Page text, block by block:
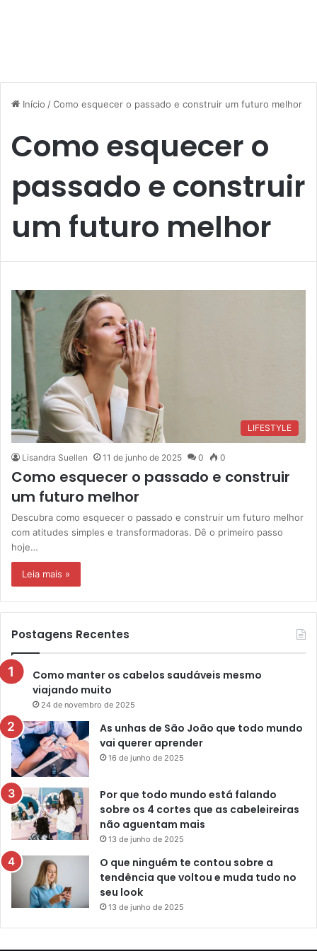
Início /Como esquecer o passado e construir um futuro melhor
Como esquecer o
passado e construir
um futuro melhor
LIFESTYLE
Lisandra Suellen 11 de junho de 2025 0 0
Como esquecer o passado e construir
um futuro melhor
Descubra como esquecer o passado e construir um futuro melhor
com atitudes simples e transformadoras. Dê o primeiro passo
hoje…
Leia mais »
Postagens Recentes
Como manter os cabelos saudáveis mesmo
viajando muito
24 de novembro de 2025
As unhas de São João que todo mundo
vai querer aprender
16 de junho de 2025
Por que todo mundo está falando
sobre os 4 cortes que as cabeleireiras
não aguentam mais
13 de junho de 2025
O que ninguém te contou sobre a
tendência que voltou e muda tudo no
seu look
13 de junho de 2025